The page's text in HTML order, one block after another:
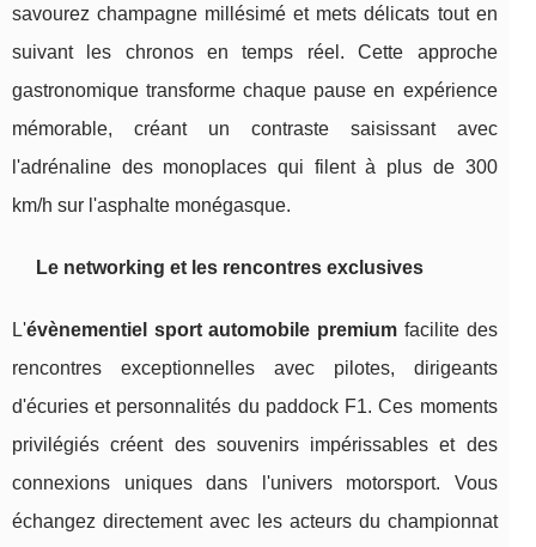
savourez champagne millésimé et mets délicats tout en
suivant les chronos en temps réel. Cette approche
gastronomique transforme chaque pause en expérience
mémorable, créant un contraste saisissant avec
l'adrénaline des monoplaces qui filent à plus de 300
km/h sur l'asphalte monégasque.
Le networking et les rencontres exclusives
L'évènementiel sport automobile premium facilite des
rencontres exceptionnelles avec pilotes, dirigeants
d'écuries et personnalités du paddock F1. Ces moments
privilégiés créent des souvenirs impérissables et des
connexions uniques dans l'univers motorsport. Vous
échangez directement avec les acteurs du championnat